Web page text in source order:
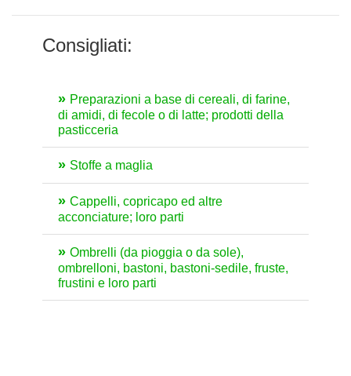
Consigliati:
Preparazioni a base di cereali, di farine,
di amidi, di fecole o di latte; prodotti della
pasticceria
Stoffe a maglia
Cappelli, copricapo ed altre
acconciature; loro parti
Ombrelli (da pioggia o da sole),
ombrelloni, bastoni, bastoni-sedile, fruste,
frustini e loro parti